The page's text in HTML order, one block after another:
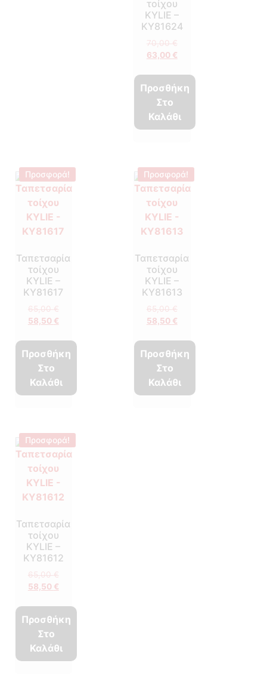
τοίχου
KYLIE –
KY81624
70,00€
63,00 €
Προσθήκη
Στο
Καλάθι
Προσφορά!
Ταπετσαρία
τοίχου
KYLIE –
KY81617
65,00€
58,50 €
Προσθήκη
Στο
Καλάθι
Προσφορά!
Ταπετσαρία
τοίχου
KYLIE –
KY81613
65,00€
58,50 €
Προσθήκη
Στο
Καλάθι
Προσφορά!
Ταπετσαρία
τοίχου
KYLIE –
KY81612
65,00€
58,50 €
Προσθήκη
Στο
Καλάθι